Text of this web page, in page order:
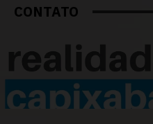
CONTATO